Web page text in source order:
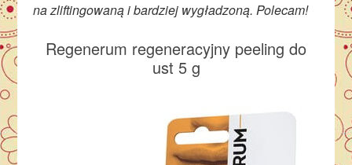
na zliftingowaną i bardziej wygładzoną. Polecam!
Regenerum regeneracyjny peeling do
ust 5 g